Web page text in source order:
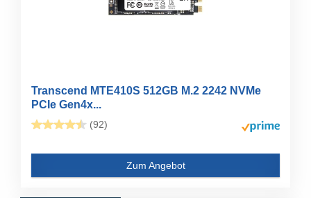
Transcend MTE410S 512GB M.2 2242 NVMe
PCIe Gen4x...
(92)
Zum Angebot